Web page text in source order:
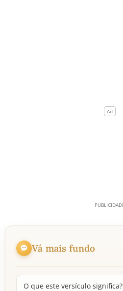
Vá mais fundo
O que este versículo significa?